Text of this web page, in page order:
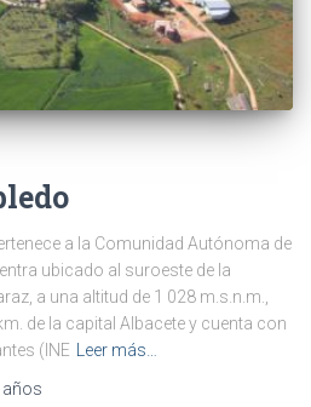
a la Comunidad Autónoma de
ubicado al suroeste de la
a una altitud de 1 028 m.s.n.m.,
de la capital Albacete y cuenta con
(INE Leer más…
años